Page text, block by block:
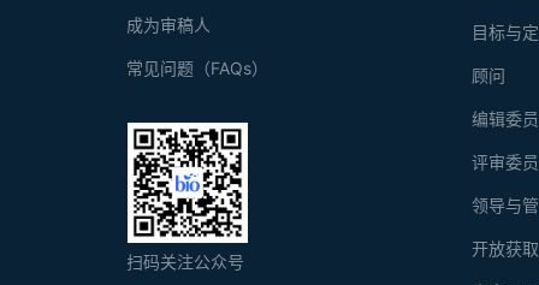
目标与
顾问
编辑委
评审委
领导与
开放获
成为审稿人
常见问题（FAQs）
扫码关注公众号